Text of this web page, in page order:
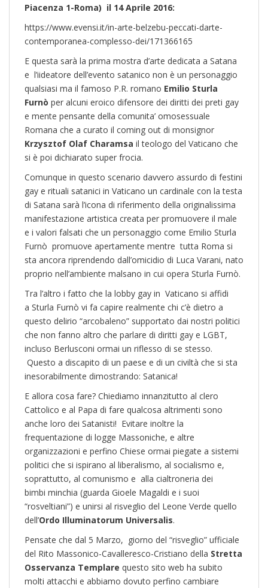
Piacenza 1-Roma) il 14 Aprile 2016:
https://www.evensi.it/in-arte-belzebu-peccati-darte-
contemporanea-complesso-dei/171366165
E questa sarà la prima mostra d’arte dedicata a Satana
e l’iideatore dell’evento satanico non è un personaggio
qualsiasi ma il famoso P.R. romano Emilio Sturla
Furnò per alcuni eroico difensore dei diritti dei preti gay
e mente pensante della comunita’ omosessuale
Romana che a curato il coming out di monsignor
Krzysztof Olaf Charamsa il teologo del Vaticano che
si è poi dichiarato super frocia.
Comunque in questo scenario davvero assurdo di festini
gay e rituali satanici in Vaticano un cardinale con la testa
di Satana sarà l’icona di riferimento della originalissima
manifestazione artistica creata per promuovere il male
e i valori falsati che un personaggio come Emilio Sturla
Furnò promuove apertamente mentre tutta Roma si
sta ancora riprendendo dall’omicidio di Luca Varani, nato
proprio nell’ambiente malsano in cui opera Sturla Furnò.
Tra l’altro i fatto che la lobby gay in Vaticano si affidi
a Sturla Furnò vi fa capire realmente chi c’è dietro a
questo delirio “arcobaleno” supportato dai nostri politici
che non fanno altro che parlare di diritti gay e LGBT,
incluso Berlusconi ormai un riflesso di se stesso.
Questo a discapito di un paese e di un civiltà che si sta
inesorabilmente dimostrando: Satanica!
E allora cosa fare? Chiediamo innanzitutto al clero
Cattolico e al Papa di fare qualcosa altrimenti sono
anche loro dei Satanisti! Evitare inoltre la
frequentazione di logge Massoniche, e altre
organizzazioni e perfino Chiese ormai piegate a sistemi
politici che si ispirano al liberalismo, al socialismo e,
soprattutto, al comunismo e alla cialtroneria dei
bimbi minchia (guarda Gioele Magaldi e i suoi
“rosveltiani”) e unirsi al risveglio del Leone Verde quello
dell’Ordo Illuminatorum Universalis.
Pensate che dal 5 Marzo, giorno del “risveglio” ufficiale
del Rito Massonico-Cavalleresco-Cristiano della Stretta
Osservanza Templare questo sito web ha subito
molti attacchi e abbiamo dovuto perfino cambiare